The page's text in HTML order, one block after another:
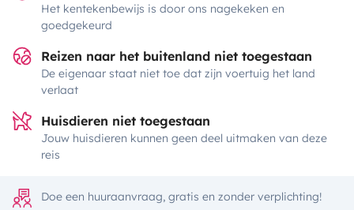
Het kentekenbewijs is door ons nagekeken en
goedgekeurd
Reizen naar het buitenland niet toegestaan
De eigenaar staat niet toe dat zijn voertuig het land
verlaat
Huisdieren niet toegestaan
Jouw huisdieren kunnen geen deel uitmaken van deze
reis
Doe een huuraanvraag, gratis en zonder verplichting!